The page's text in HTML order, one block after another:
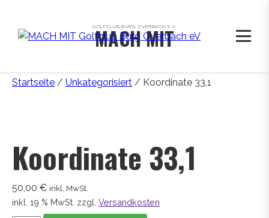
GOLFCLUB BURG OVERBACH E.V.
MACH MIT
Startseite / Unkategorisiert / Koordinate 33,1
Koordinate 33,1
50,00 € inkl. MwSt.
inkl. 19 % MwSt. zzgl. Versandkosten